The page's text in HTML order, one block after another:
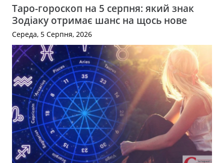
Таро-гороскоп на 5 серпня: який знак
Зодіаку отримає шанс на щось нове
Середа, 5 Серпня, 2026